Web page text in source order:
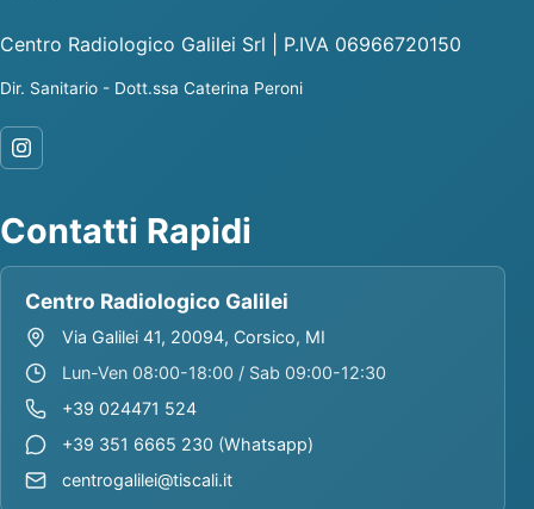
Centro Radiologico Galilei Srl | P.IVA 06966720150
Dir. Sanitario - Dott.ssa Caterina Peroni
Contatti Rapidi
Centro Radiologico Galilei
Via Galilei 41, 20094, Corsico, MI
Lun-Ven 08:00-18:00 / Sab 09:00-12:30
+39 024471 524
+39 351 6665 230 (Whatsapp)
centrogalilei@tiscali.it